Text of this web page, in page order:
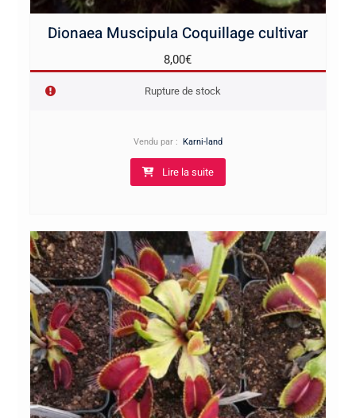
Dionaea Muscipula Coquillage cultivar
8,00€
Rupture de stock
Vendu par : Karni-land
Lire la suite